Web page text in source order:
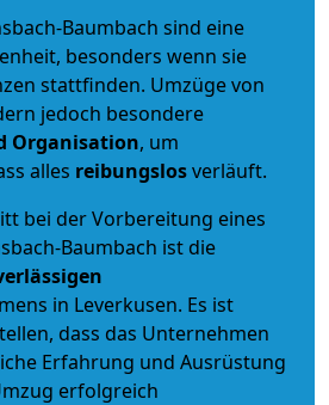
Baumbach sind eine
besonders wenn sie
stattfinden. Umzüge von
jedoch besondere
Organisation, um
alles reibungslosverläuft.
bei der Vorbereitung eines
Baumbach ist die
in Leverkusen. Es ist
dass das Unternehmen
Erfahrung und Ausrüstung
erfolgreich